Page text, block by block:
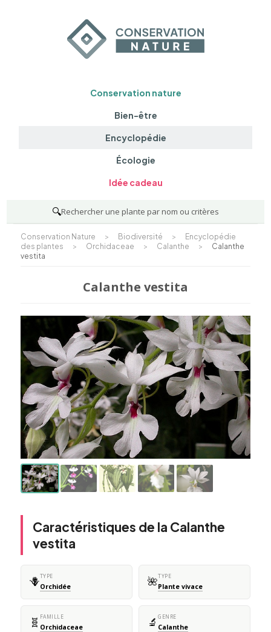
Conservation nature
Bien-être
Encyclopédie
Écologie
Idée cadeau
🔍Rechercher une plante par nom ou critères
Conservation Nature > Biodiversité >
Encyclopédie
des plantes
> Orchidaceae > Calanthe >
Calanthe
vestita
Calanthe vestita
Caractéristiques de la Calanthe
vestita
🪻TYPE
Orchidée 🌺TYPE
Plante vivace
🧬 FAMILLE
Orchidaceae 🔬 GENRE
Calanthe